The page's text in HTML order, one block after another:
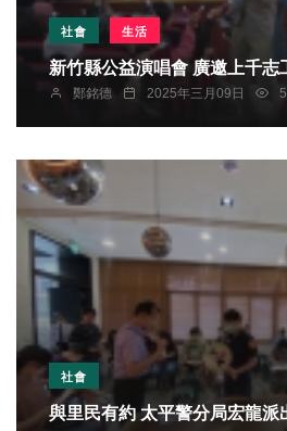
社會 生活
新竹縣公益演唱會
鄭銘德 2025年三月09日
社會
與里民有約 太平警分局宏龍派出所治安座談會治